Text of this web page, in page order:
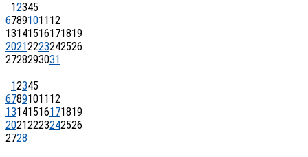
12345
67891011 12
13141516171819
20212223242526
2728293031
12345
67891011 12
13141516171819
20212223242526
2728